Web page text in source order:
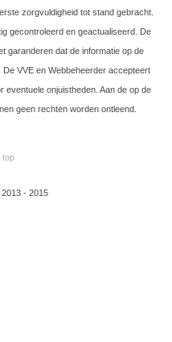
zorgvuldigheid tot stand gebracht.
gecontroleerd en geactualiseerd. De
garanderen dat de informatie op de
VVE en Webbeheerder accepteert
eventuele onjuistheden. Aan de op de
geen rechten worden ontleend.
top
- 2015